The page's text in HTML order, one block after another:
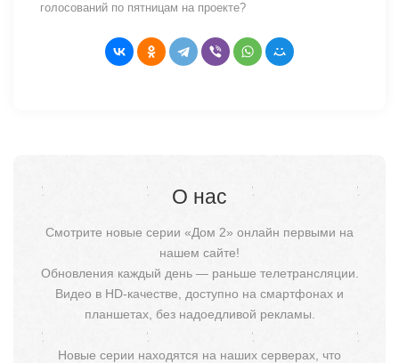
голосований по пятницам на проекте?
О нас
Смотрите новые серии «Дом 2» онлайн первыми на
нашем сайте!
Обновления каждый день — раньше телетрансляции.
Видео в HD-качестве, доступно на смартфонах и
планшетах, без надоедливой рекламы.
Новые серии находятся на наших серверах, что